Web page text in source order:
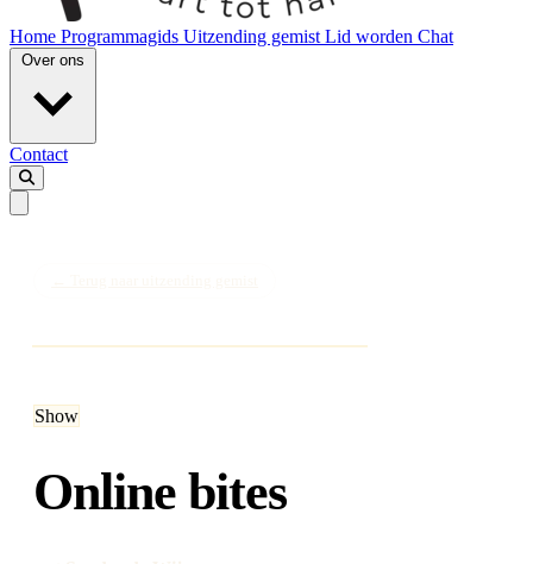
Home Programmagids Uitzending gemist Lid worden Chat
Over ons
Contact
Show
Online bites